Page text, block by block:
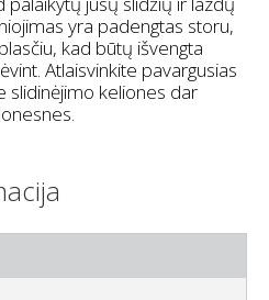
yra padengtas storu,
kad būtų išvengta
Atlaisvinkite pavargusias
slidinėjimo keliones dar